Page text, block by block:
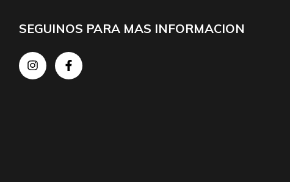
SEGUINOS PARA MAS INFORMACION